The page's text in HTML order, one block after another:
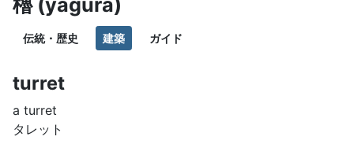
櫓 (yagura)
伝統・歴史 建築 ガイド
turret
a turret
タレット